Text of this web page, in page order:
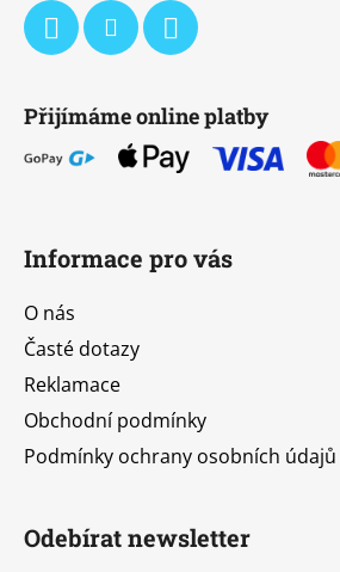
Přijímáme online platby
Informace pro vás
O nás
Časté dotazy
Reklamace
Obchodní podmínky
Podmínky ochrany osobních údajů
Odebírat newsletter